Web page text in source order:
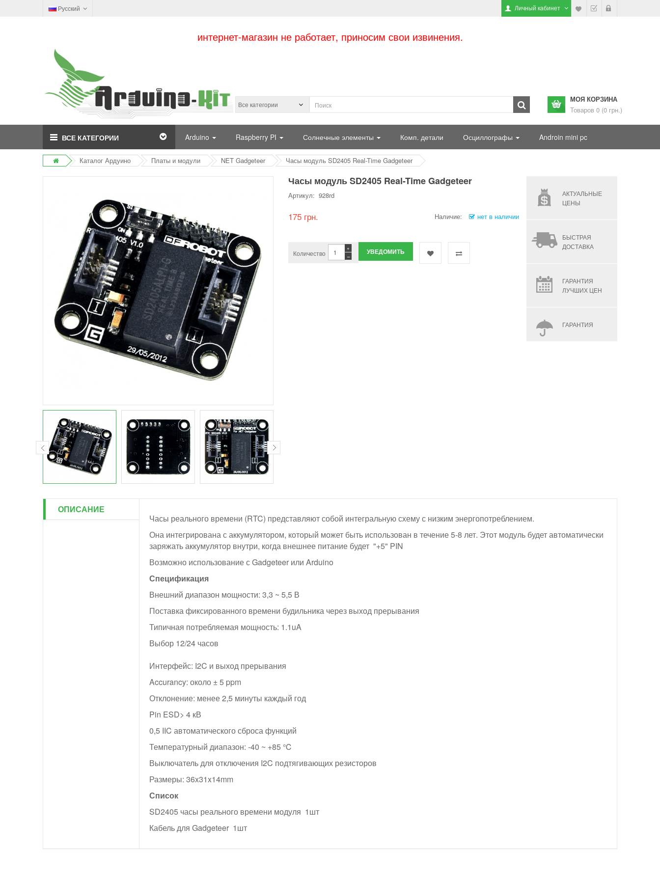
Русский Личный кабинет
интернет-магазин не работает, приносим свои извинения.
МОЯ КОРЗИНА
Товаров 0 (0 грн.)
ВСЕ КАТЕГОРИИ Arduino Raspberry PI Солнечные элементы Комп. детали Осциллографы Androin mini pc
Каталог Ардуино Платы и модули NET Gadgeteer Часы модуль SD2405 Real-Time Gadgeteer
Часы модуль SD2405 Real-Time Gadgeteer
Артикул: 928rd
175 грн. Наличие: нет в наличии
Количество −
+ УВЕДОМИТЬ
АКТУАЛЬНЫЕ
ЦЕНЫ
БЫСТРАЯ
ДОСТАВКА
ГАРАНТИЯ
ЛУЧШИХ ЦЕН
ГАРАНТИЯ
ОПИСАНИЕ
Часы реального времени (RTC) представляют собой интегральную схему снизким энергопотреблением.
Она интегрирована с аккумулятором, который может быть использован в течение 5-8 лет. Этот модуль будет автоматически
заряжать аккумулятор внутри, когда внешнее питание будет "+5" PIN
Возможно использование с Gadgeteer или Arduino
Спецификация
Внешний диапазон мощности: 3,3 ~ 5,5 В
Поставка фиксированного времени будильника через выход прерывания
Типичная потребляемая мощность: 1.1uA
Выбор 12/24 часов
Интерфейс: I2C и выход прерывания
Accurancy: около ± 5 ppm
Отклонение: менее 2,5 минуты каждый год
Pin ESD> 4 кВ
0,5 IIC автоматического сброса функций
Температурный диапазон: -40 ~ +85 ℃
Выключатель для отключения I2C подтягивающих резисторов
Размеры: 36x31x14mm
Список
SD2405 часы реального времени модуля 1шт
Кабель для Gadgeteer 1шт